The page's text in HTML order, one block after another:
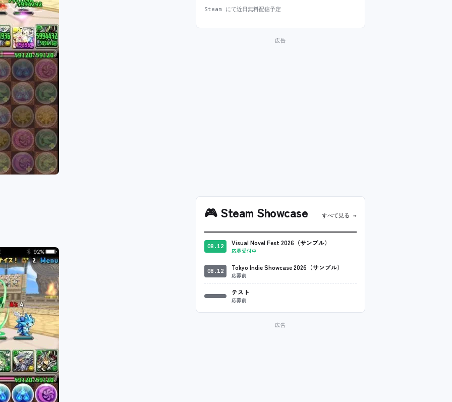
Steam にて近日無料配信予定
🎮Steam Showcase すべて見る →
08.12 Visual Novel Fest 2026（サンプル）
応募受付中
08.12 Tokyo Indie Showcase 2026（サンプル）
応募前
テスト
応募前